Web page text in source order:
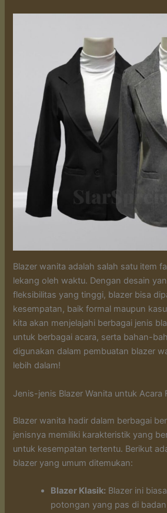
Blazer wanita adalah salah satu item
lekang oleh waktu. Dengan desain
fleksibilitas yang tinggi, blazer bisa
kesempatan, baik formal maupun
kita akan menjelajahi berbagai jenis
untuk berbagai acara, serta bahan-
digunakan dalam pembuatan blazer
lebih dalam!
Jenis-jenis Blazer Wanita untuk Acara
Blazer wanita hadir dalam berbagai
jenisnya memiliki karakteristik yang
untuk kesempatan tertentu. Berikut
blazer yang umum ditemukan:
Blazer Klasik: Blazer ini
potongan yang pas di